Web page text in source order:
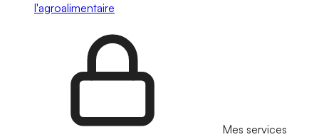
l'agroalimentaire
Mes services